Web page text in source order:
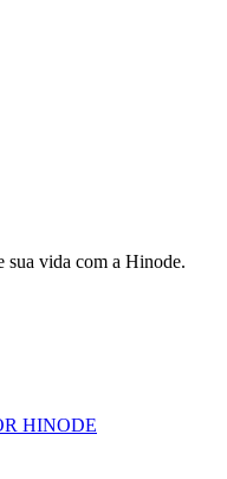
sua vida com a Hinode.
HINODE